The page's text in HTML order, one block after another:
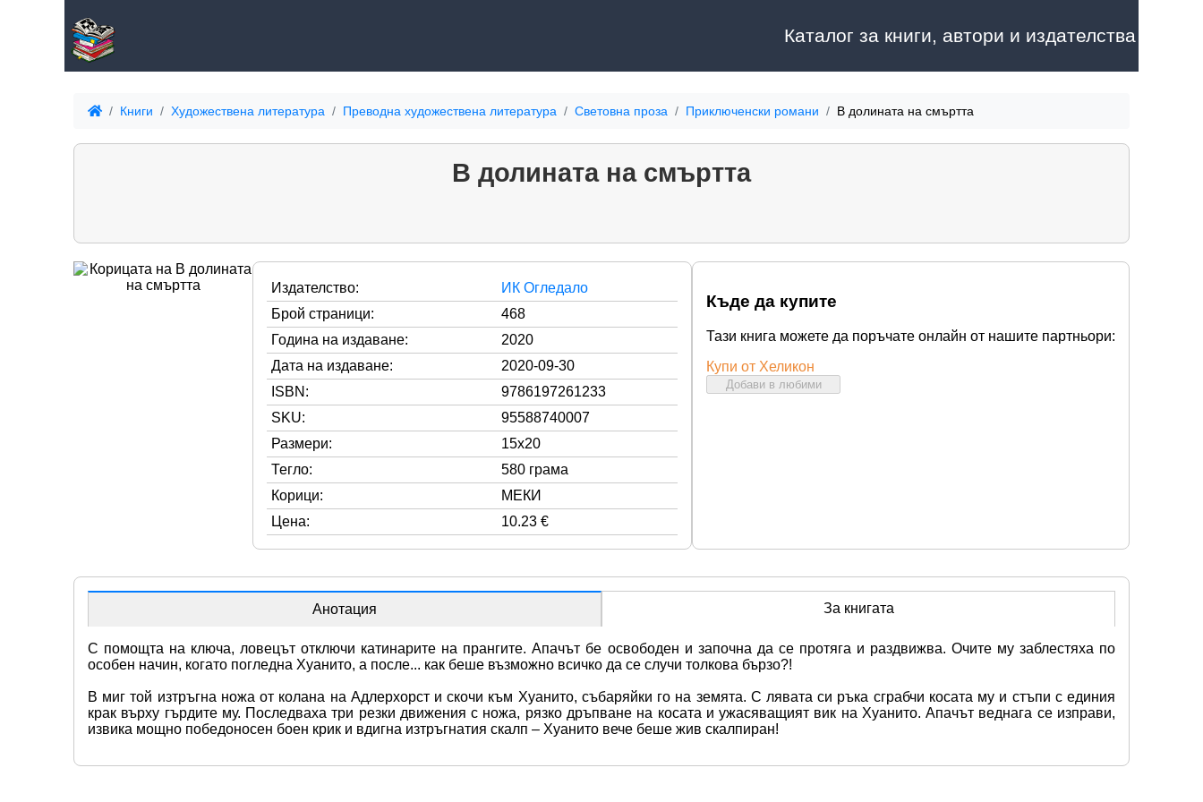
Каталог за книги, автори и издателства
Книги Художествена литература Преводна художествена литература Световна проза Приключенски романи В долината на смъртта
В долината на смъртта
Издателство:
ИК Огледало
Брой страници:
468
Година на издаване:
2020
Дата на издаване:
2020-09-30
ISBN:
9786197261233
SKU:
95588740007
Размери:
15x20
Тегло:
580 грама
Корици:
МЕКИ
Цена:
10.23 €
Къде да купите
Тази книга можете да поръчате онлайн от нашите партньори:
Купи от Хеликон
Добави в любими
Анотация За книгата
С помощта на ключа, ловецът отключи катинарите на прангите. Апачът бе освободен и започна да се протяга и раздвижва. Очите му заблестяха по
особен начин, когато погледна Хуанито, а после... как беше възможно всичко да се случи толкова бързо?!
В миг той изтръгна ножа от колана на Адлерхорст и скочи към Хуанито, събаряйки го на земята. С лявата си ръка сграбчи косата му и стъпи с единия
крак върху гърдите му. Последваха три резки движения с ножа, рязко дръпване на косата и ужасяващият вик на Хуанито. Апачът веднага се изправи,
извика мощно победоносен боен крик и вдигна изтръгнатия скалп – Хуанито вече беше жив скалпиран!